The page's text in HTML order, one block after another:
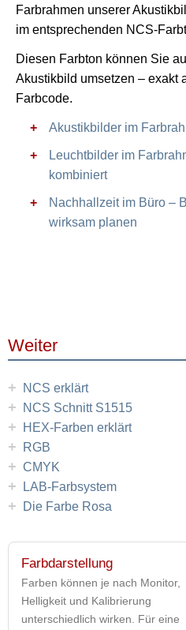
Farbrahmen unserer
im entsprechenden NCS-
Diesen Farbton können Sie
Akustikbild umsetzen – exakt
Farbcode.
Akustikbilder im
Leuchtbilder im
kombiniert
Nachhallzeit im Büro –
wirksam planen
Weiter
+ NCS erklärt
+ NCS Schnitt S1515
+ HEX-Farben erklärt
+ RGB
+ CMYK
+ LAB-Farbsystem
+ Die Farbe Rosa
Farbdarstellung
Farben können je nach Monitor,
Helligkeit und Kalibrierung
unterschiedlich wirken. Für eine